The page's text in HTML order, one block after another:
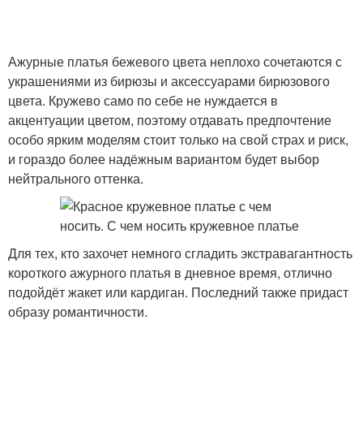
Ажурные платья бежевого цвета неплохо сочетаются с
украшениями из бирюзы и аксессуарами бирюзового
цвета. Кружево само по себе не нуждается в
акцентуации цветом, поэтому отдавать предпочтение
особо ярким моделям стоит только на свой страх и риск,
и гораздо более надёжным вариантом будет выбор
нейтрального оттенка.
Для тех, кто захочет немного сгладить экстравагантность
короткого ажурного платья в дневное время, отлично
подойдёт жакет или кардиган. Последний также придаст
образу романтичности.